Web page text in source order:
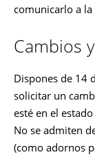
comunicarlo a la
Cambios
Dispones de 14
solicitar un
esté en el
No se admiten
(como adornos